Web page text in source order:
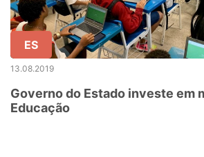
ES
13.08.2019
Governo do Estado investe em
Educação